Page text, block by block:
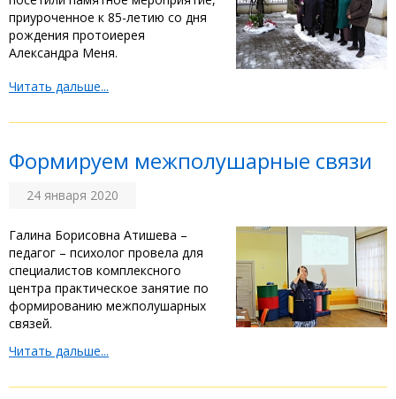
приуроченное к 85-летию со дня
рождения протоиерея
Александра Меня.
Читать дальше...
Формируем межполушарные связи
24 января 2020
Галина Борисовна Атишева –
педагог – психолог провела для
специалистов комплексного
центра практическое занятие по
формированию межполушарных
связей.
Читать дальше...